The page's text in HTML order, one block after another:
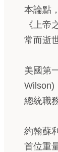
本論點
《上帝
常而逝
美國第
Wilson)
總統職
約翰蘇
首位重